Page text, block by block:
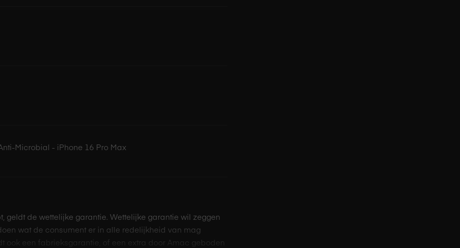
Microbial - iPhone 16 Pro Max
geldt de wettelijke garantie. Wettelijke garantie wil zeggen
wat de consument er in alle redelijkheid van mag
ook een fabrieksgarantie, of een extra door Amac geboden